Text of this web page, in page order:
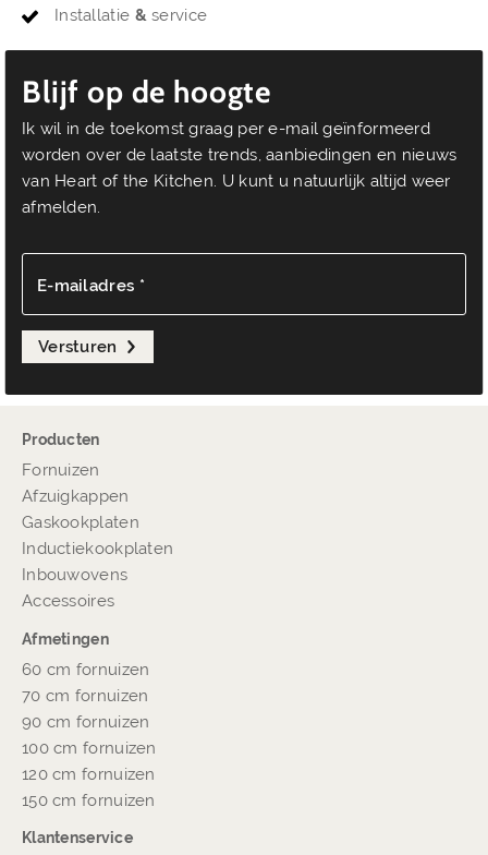
Installatie &service
Blijf op de hoogte
Ik wil in de toekomst graag per e-mail geïnformeerd
worden over de laatste trends, aanbiedingen en nieuws
van Heart of the Kitchen. U kunt u natuurlijk altijd weer
afmelden.
E-mailadres *
Versturen
Producten
Fornuizen
Afzuigkappen
Gaskookplaten
Inductiekookplaten
Inbouwovens
Accessoires
Afmetingen
60 cm fornuizen
70 cm fornuizen
90 cm fornuizen
100 cm fornuizen
120 cm fornuizen
150 cm fornuizen
Klantenservice